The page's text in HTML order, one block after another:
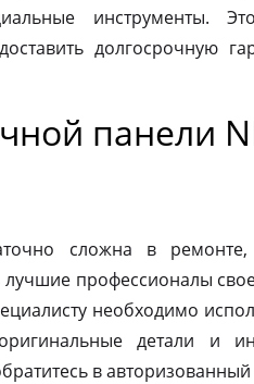
инструменты.
долгосрочную
панели
сложна в
лучшие профессионалы
необходимо
детали и
в